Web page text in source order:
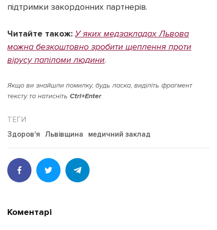
підтримки закордонних партнерів.
Читайте також: У яких медзакладах Львова
можна безкоштовно зробити щеплення проти
вірусу папіломи людини.
Якщо ви знайшли помилку, будь ласка, виділіть фрагмент
тексту та натисніть Ctrl+Enter.
Здоров'я Львівщина медичний заклад
Коментарі